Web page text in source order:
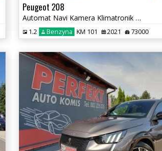
Peugeot 208
Automat Navi Kamera Klimatronik PDC Alu
1.2 Benzyna KM 101 2021 73000